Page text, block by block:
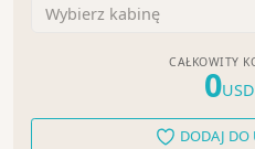
Wybierz kabinę
CAŁKOWITY
0USD
DODAJ